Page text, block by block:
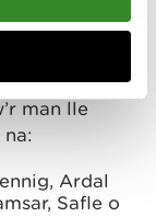
neu’n union
(50,000 litr)
man lle
Ardal
Safle o